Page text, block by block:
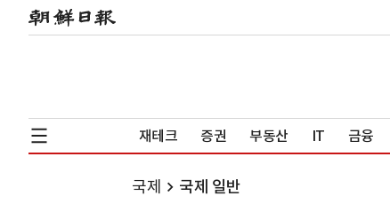
재테크 증권 부동산 IT 금융
국제 국제 일반